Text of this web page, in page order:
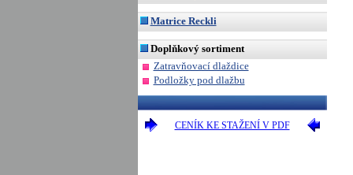
Matrice Reckli
Doplňkový sortiment
Zatravňovací dlaždice
Podložky pod dlažbu
CENÍK KE STAŽENÍ V PDF